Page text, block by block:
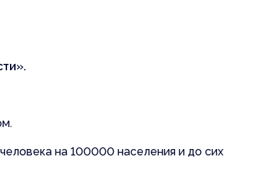
на 100000 населения и до сих